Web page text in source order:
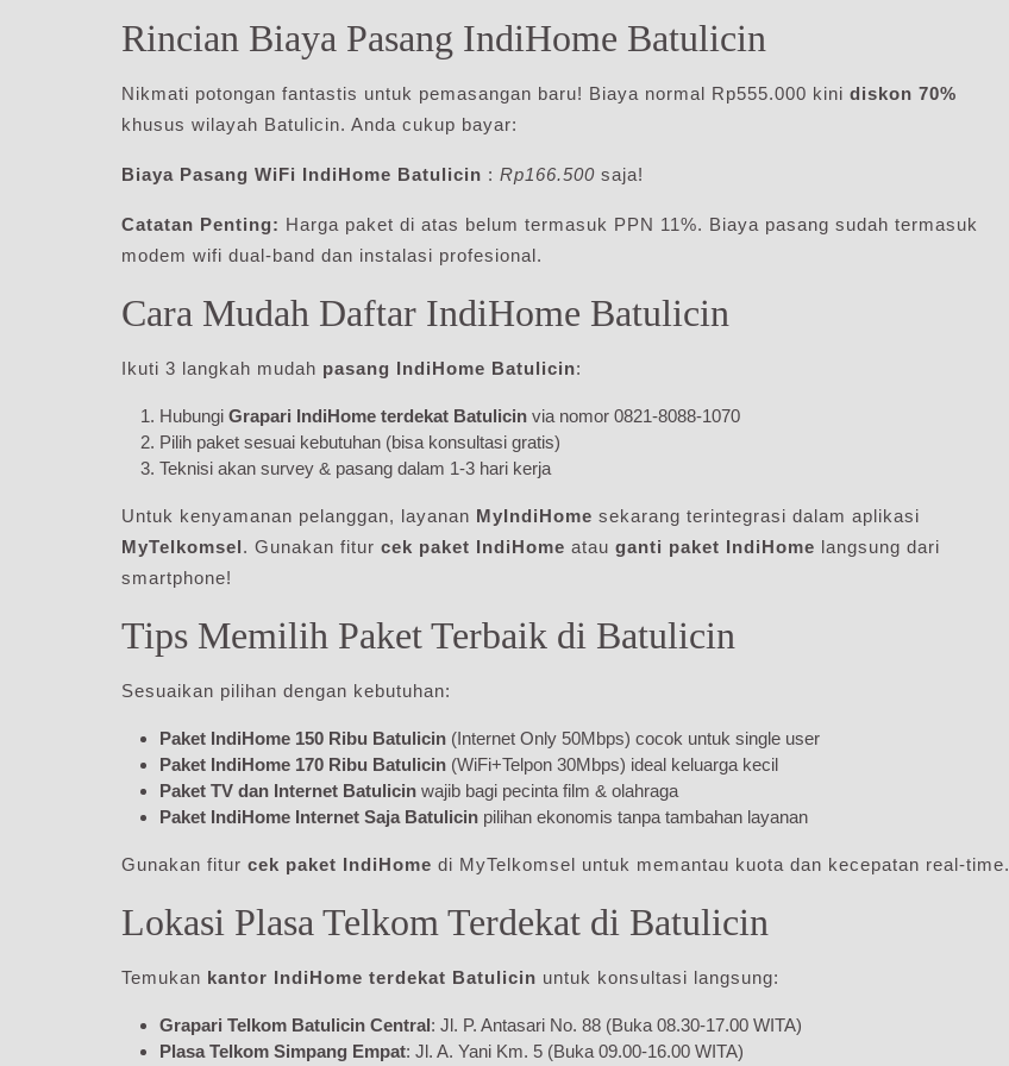
Rincian Biaya Pasang IndiHome Batulicin
Nikmati potongan fantastis untuk pemasangan baru! Biaya normal Rp555.000 kini diskon 70%
khusus wilayah Batulicin. Anda cukup bayar:
Biaya Pasang WiFi IndiHome Batulicin : Rp166.500 saja!
Catatan Penting: Harga paket di atas belum termasuk PPN 11%. Biaya pasang sudah termasuk
modem wifi dual-band dan instalasi profesional.
Cara Mudah Daftar IndiHome Batulicin
Ikuti 3 langkah mudah pasang IndiHome Batulicin:
Hubungi Grapari IndiHome terdekat Batulicin via nomor 0821-8088-1070
Pilih paket sesuai kebutuhan (bisa konsultasi gratis)
Teknisi akan survey & pasang dalam 1-3 hari kerja
Untuk kenyamanan pelanggan, layanan MyIndiHome sekarang terintegrasi dalam aplikasi
MyTelkomsel. Gunakan fitur cek paket IndiHome atau ganti paket IndiHome langsung dari
smartphone!
Tips Memilih Paket Terbaik di Batulicin
Sesuaikan pilihan dengan kebutuhan:
Paket IndiHome 150 Ribu Batulicin (Internet Only 50Mbps) cocok untuk single user
Paket IndiHome 170 Ribu Batulicin (WiFi+Telpon 30Mbps) ideal keluarga kecil
Paket TV dan Internet Batulicin wajib bagi pecinta film & olahraga
Paket IndiHome Internet Saja Batulicin pilihan ekonomis tanpa tambahan layanan
Gunakan fitur cek paket IndiHome di MyTelkomsel untuk memantau kuota dan kecepatan real-time.
Lokasi Plasa Telkom Terdekat di Batulicin
Temukan kantor IndiHome terdekat Batulicin untuk konsultasi langsung:
Grapari Telkom Batulicin Central: Jl. P. Antasari No. 88 (Buka 08.30-17.00 WITA)
Plasa Telkom Simpang Empat: Jl. A. Yani Km. 5 (Buka 09.00-16.00 WITA)